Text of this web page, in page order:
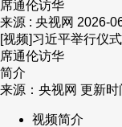
新闻 国内
人民领袖习近平
视频 小央视频
现场 前线
席通伦访华
来源 : 央视网 2026-
[视频]习近平举行仪
席通伦访华
简介
来源：央视网 更新
视频简介